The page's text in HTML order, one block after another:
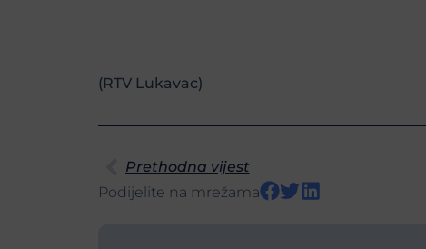
(RTV Lukavac)
Prethodna vijest
Podijelite na mrežama